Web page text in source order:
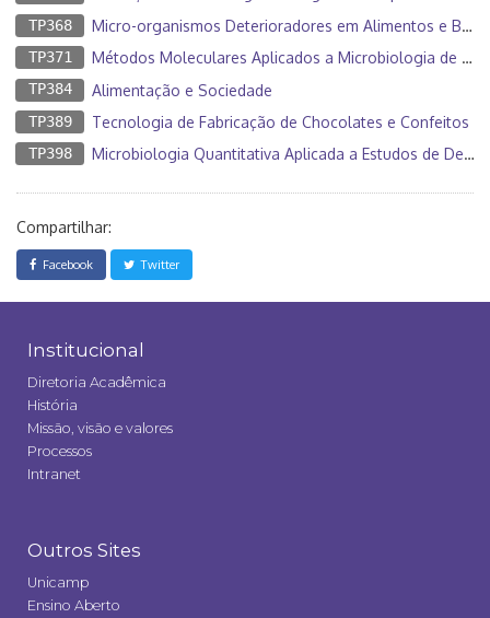
TP368 Micro-organismos Deterioradores em Alimentos e Bebidas
TP371 Métodos Moleculares Aplicados a Microbiologia de Alimentos
TP384 Alimentação e Sociedade
TP389 Tecnologia de Fabricação de Chocolates e Confeitos
TP398 Microbiologia Quantitativa Aplicada a Estudos de Deterioração de Alimentos
Compartilhar:
Facebook Twitter
Institucional
Diretoria Acadêmica
História
Missão, visão e valores
Processos
Intranet
Outros Sites
Unicamp
Ensino Aberto